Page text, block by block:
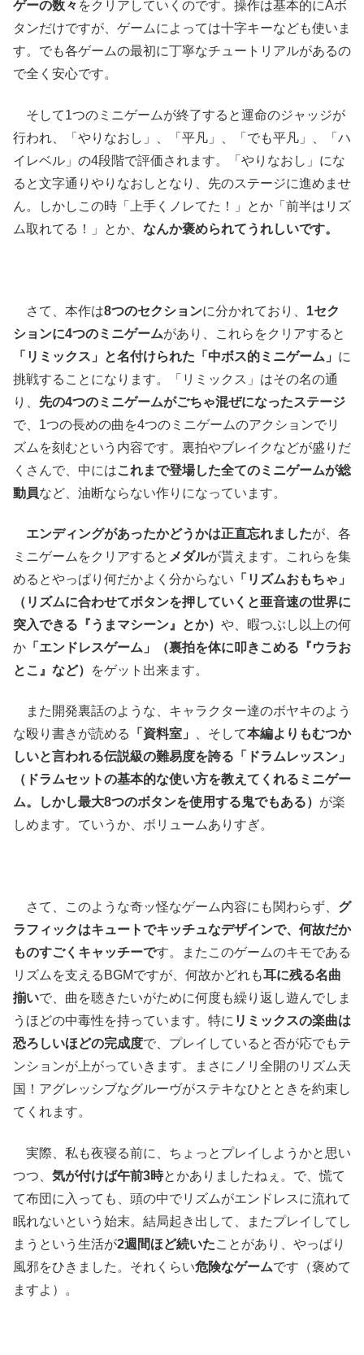
ゲーの数々 をクリアしていくのです。操作は基本的にAボ
タンだけですが、ゲームによっては十字キーなども使いま
す。でも各ゲームの最初に丁寧なチュートリアルがあるの
で全く安心です。
そして1つのミニゲームが終了すると運命のジャッジが
行われ、「やりなおし」、「平凡」、「でも平凡」、「ハ
イレベル」の4段階で評価されます。「やりなおし」にな
ると文字通りやりなおしとなり、先のステージに進めませ
ん。しかしこの時「上手くノレてた！」とか「前半はリズ
ム取れてる！」とか、 なんか褒められてうれしいです。
さて、本作は8つのセクションに分かれており、 1セク
ションに4つのミニゲームがあり、これらをクリアすると
「リミックス」と名付けられた「中ボス的ミニゲーム」 に
挑戦することになります。「リミックス」はその名の通
り、 先の4つのミニゲームがごちゃ混ぜになったステージ
で、1つの長めの曲を4つのミニゲームのアクションでリ
ズムを刻むという内容です。裏拍やブレイクなどが盛りだ
くさんで、中にはこれまで登場した全てのミニゲームが総
動員など、油断ならない作りになっています。
エンディングがあったかどうかは正直忘れましたが、各
ミニゲームをクリアすると メダルが貰えます。これらを集
めるとやっぱり何だかよく分からない 「リズムおもちゃ」
（リズムに合わせてボタンを押していくと亜音速の世界に
突入できる『うまマシーン』とか） や、暇つぶし以上の何
か 「エンドレスゲーム」（裏拍を体に叩きこめる『ウラお
とこ』など）
をゲット出来ます。
また開発裏話のような、キャラクター達のボヤキのよう
な殴り書きが読める
「資料室」 、そして本編よりもむつか
しいと言われる伝説級の難易度を誇る「ドラムレッスン」
（ドラムセットの基本的な使い方を教えてくれるミニゲー
ム。しかし最大8つのボタンを使用する鬼でもある） が楽
しめます。ていうか、ボリュームありすぎ。
さて、このような奇ッ怪なゲーム内容にも関わらず、 グ
ラフィックはキュートでキッチュなデザインで、何故だか
ものすごくキャッチーです。またこのゲームのキモである
リズムを支えるBGMですが、何故かどれも耳に残る名曲
揃いで、曲を聴きたいがために何度も繰り返し遊んでしま
うほどの中毒性を持っています。特に リミックスの楽曲は
恐ろしいほどの完成度で、プレイしていると否が応でもテ
ンションが上がっていきます。まさにノリ全開のリズム天
国！アグレッシブなグルーヴがステキなひとときを約束し
てくれます。
実際、私も夜寝る前に、ちょっとプレイしようかと思い
つつ、 気が付けば午前3時とかありましたねぇ。で、慌て
て布団に入っても、頭の中でリズムがエンドレスに流れて
眠れないという始末。結局起き出して、またプレイしてし
まうという生活が2週間ほど続いたことがあり、やっぱり
風邪をひきました。それくらい危険なゲームです（褒めて
ますよ）。